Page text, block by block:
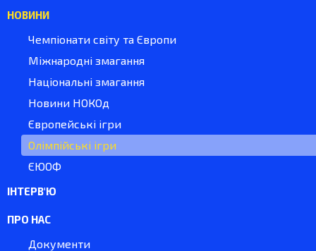
НОВИНИ
Чемпіонати світу та Європи
Міжнародні змагання
Національні змагання
Новини НОКОд
Європейські ігри
Олімпійські ігри
ЄЮОФ
ІНТЕРВ'Ю
ПРО НАС
Документи